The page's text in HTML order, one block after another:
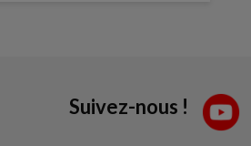
Suivez-nous !